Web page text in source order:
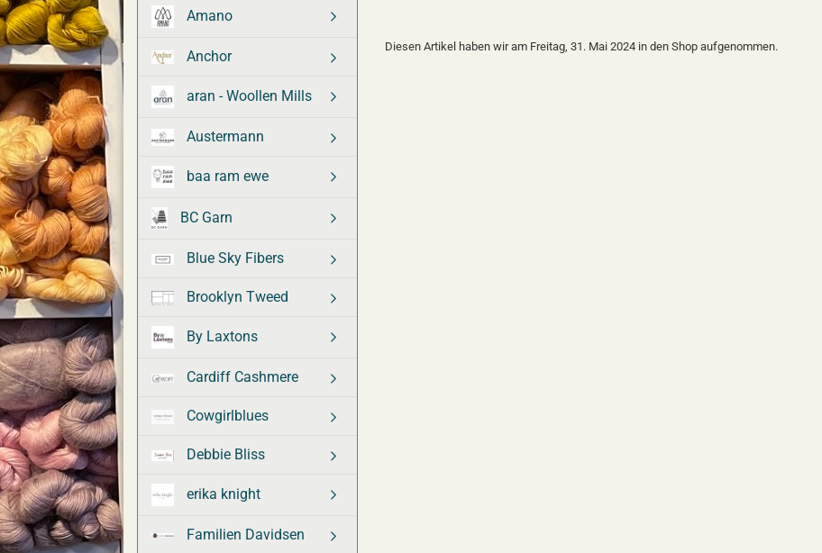
Diesen Artikel haben wir am Freitag, 31. Mai 2024 in den Shop aufgenommen.
Amano
Anchor
aran - Woollen Mills
Austermann
baa ram ewe
BC Garn
Blue Sky Fibers
Brooklyn Tweed
By Laxtons
Cardiff Cashmere
Cowgirlblues
Debbie Bliss
erika knight
Familien Davidsen